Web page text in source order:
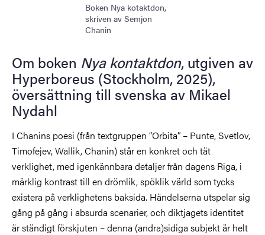
Boken Nya kotaktdon,
skriven av Semjon
Chanin
Om boken Nya kontaktdon, utgiven av
Hyperboreus (Stockholm, 2025),
översättning till svenska av Mikael
Nydahl
I Chanins poesi (från textgruppen “Orbita” – Punte, Svetlov,
Timofejev, Wallik, Chanin) står en konkret och tät
verklighet, med igenkännbara detaljer från dagens Riga, i
märklig kontrast till en drömlik, spöklik värld som tycks
existera på verklighetens baksida. Händelserna utspelar sig
gång på gång i absurda scenarier, och diktjagets identitet
är ständigt förskjuten – denna (andra)sidiga subjekt är helt